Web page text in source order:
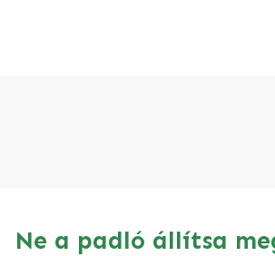
Ne a padló állítsa